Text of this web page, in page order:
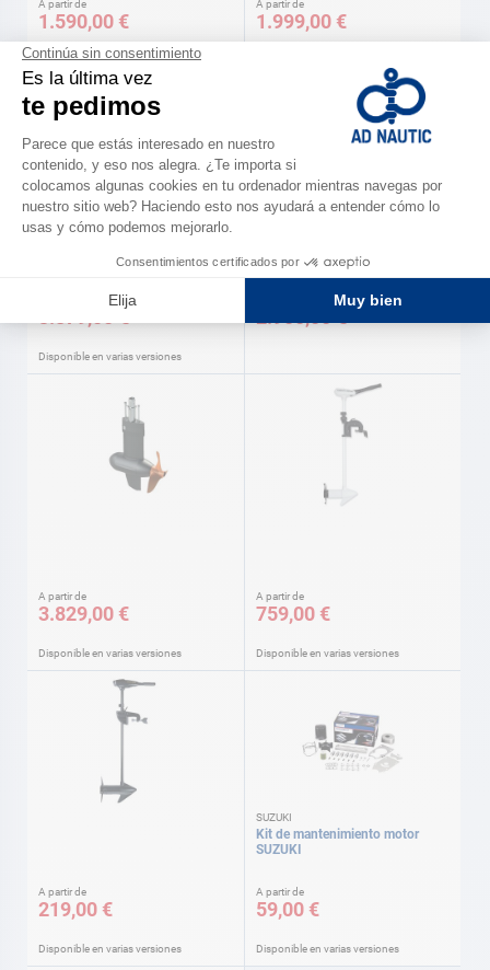
A partir de
1.590,00 €
Disponible en varias versiones
A partir de
1.999,00 €
TORQEEDO
Disponible en varias versiones
TEMO
A partir de
3.829,00 €
Disponible en varias versiones
A partir de
759,00 €
Disponible en varias versiones
A partir de
219,00 €
Disponible en varias versiones
SUZUKI
Kit de mantenimiento motor
SUZUKI
A partir de
59,00 €
Disponible en varias versiones